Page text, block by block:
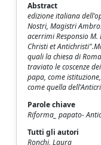
Abstract
edizione italiana
Nostri, Magistri
acerrimi Responsio
Christi et
quali la chiesa di
traviato le coscenze
papa, come
come quella
Parole chiave
Riforma_ papato-
Tutti gli autori
Ronchi, Laura